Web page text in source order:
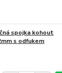
spojka kohout
s odfukem